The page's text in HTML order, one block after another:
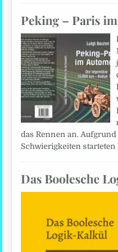
Peking – Paris
das Rennen an.
Schwierigkeiten
Das Boolesche